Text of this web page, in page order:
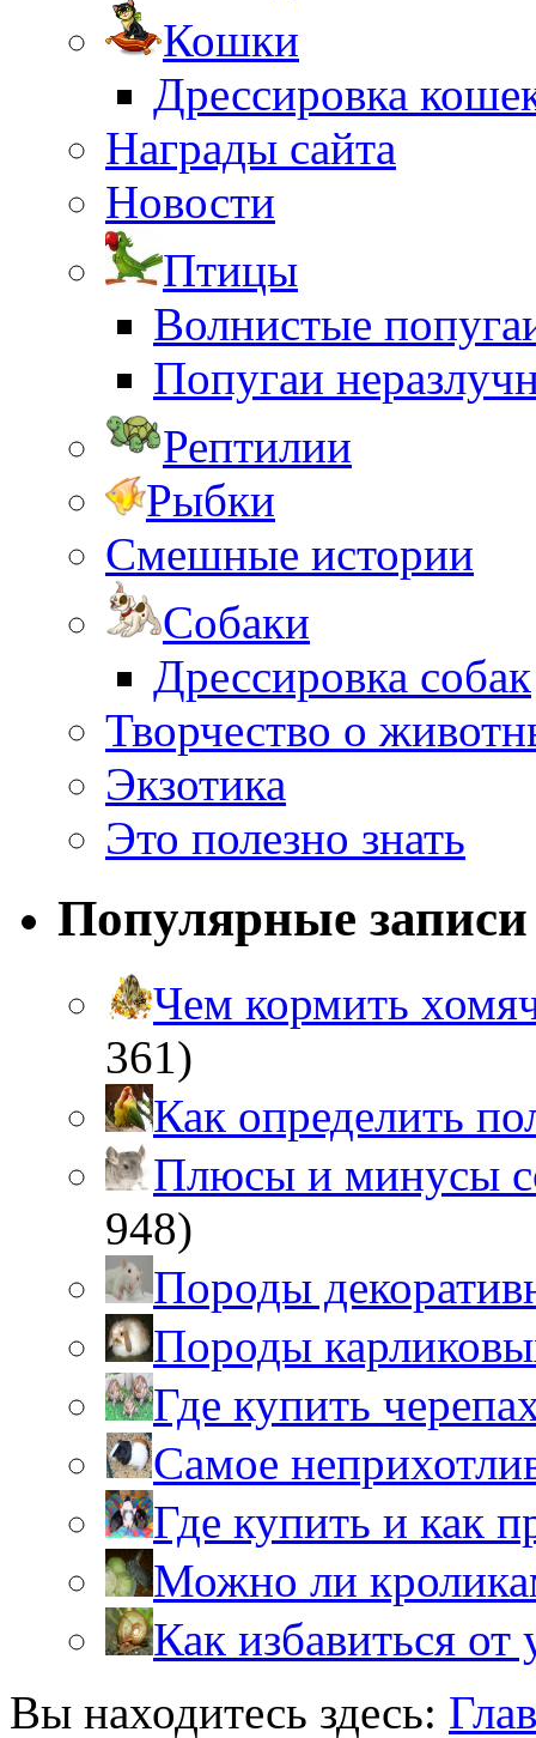
Кошки
Дрессировка
Награды сайта
Новости
Птицы
Волнистые
Попугаи
Рептилии
Рыбки
Смешные истории
Собаки
Дрессировка собак
Творчество о
Экзотика
Это полезно знать
Популярные записи
Чем кормить
361)
Как определить
Плюсы и минусы
948)
Породы
Породы
Где купить
Самое
Где купить и как
Можно ли
Как избавиться от
Вы находитесь здесь: